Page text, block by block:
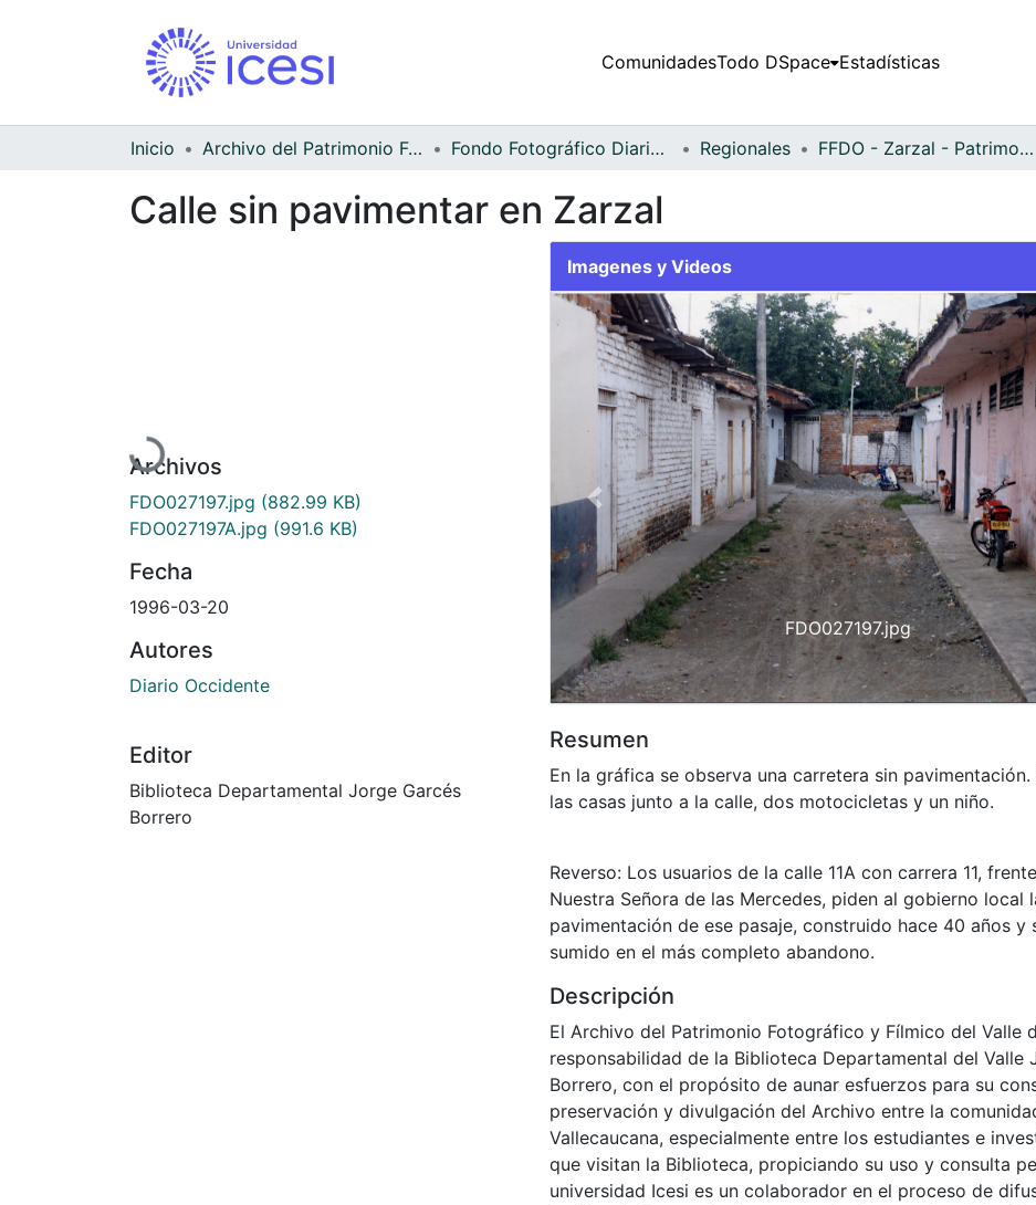
ComunidadesTodo DSpace Estadísticas
Inicio Archivo del Patrimonio Fotográfico y Fílmico del Valle del Cauca Fondo Fotográfico Diario Occidente Regionales FFDO - Zarzal - Patrimonial
Calle sin pavimentar en Zarzal
Cargando...
Archivos
FDO027197.jpg (882.99 KB)
FDO027197A.jpg (991.6 KB)
Fecha
1996-03-20
Autores
Diario Occidente
Editor
Biblioteca Departamental Jorge Garcés
Borrero
Imagenes y Videos
Slide 1 of 2
FDO027197.jpg
Previous
Resumen
En la gráfica se observa una carretera sin pavimentación.
las casas junto a la calle, dos motocicletas y un niño.
Reverso: Los usuarios de la calle 11A con carrera 11,
Nuestra Señora de las Mercedes, piden al gobierno local
pavimentación de ese pasaje, construido hace 40 años y
sumido en el más completo abandono.
Descripción
El Archivo del Patrimonio Fotográfico y Fílmico del Valle
responsabilidad de la Biblioteca Departamental del Valle
Borrero, con el propósito de aunar esfuerzos para su
preservación y divulgación del Archivo entre la
Vallecaucana, especialmente entre los estudiantes e
que visitan la Biblioteca, propiciando su uso y consulta
universidad Icesi es un colaborador en el proceso de